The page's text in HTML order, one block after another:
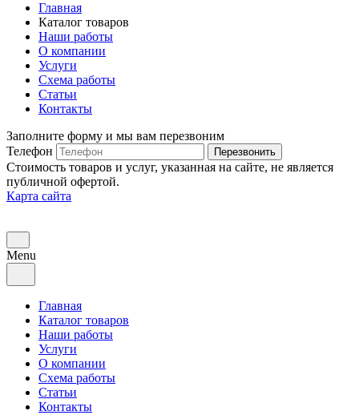
Главная
Каталог товаров
Наши работы
О компании
Услуги
Схема работы
Статьи
Контакты
Заполните форму и мы вам перезвоним
Телефон
Перезвонить
Стоимость товаров и услуг, указанная на сайте, не является
публичной офертой.
Карта сайта
Menu
Главная
Каталог товаров
Наши работы
Услуги
О компании
Схема работы
Статьи
Контакты